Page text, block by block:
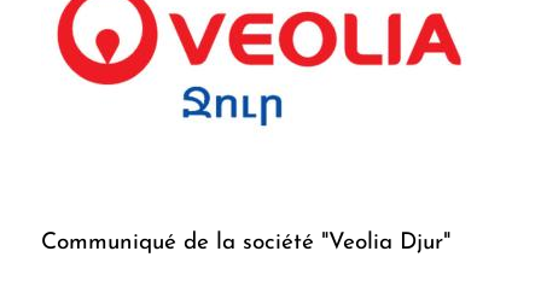
Communiqué de la société "Veolia Djur"